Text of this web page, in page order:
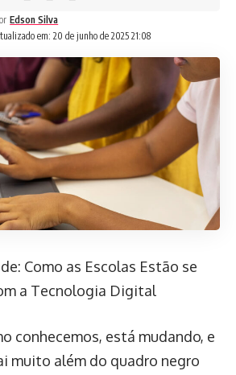
em: 20 de junho de 2025 21:08
Edson Silva
Como as Escolas Estão se
a Tecnologia Digital
conhecemos, está mudando, e
muito além do quadro negro